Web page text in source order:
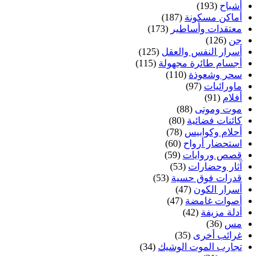
أشباح (193)
أماكن مسكونة (187)
معتقدات وأساطير (173)
جن (126)
أسرار النفس والعقل (125)
أجسام طائرة مجهولة (115)
سحر وشعوذة (110)
ماورائيات (97)
أفلام (91)
موت وموتى (88)
كائنات فضائية (80)
أحلام وكوابيس (78)
استحضار أرواح (60)
قصص وروايات (59)
آثار وحضارات (53)
قدرات فوق حسية (53)
أسرار الكون (47)
أصوات غامضة (47)
أدلة مزيفة (42)
مس (36)
غرائب أخرى (35)
تجارب الموت الوشيك (34)